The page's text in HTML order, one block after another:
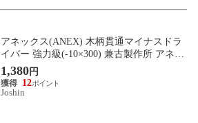
アネックス(ANEX) 木柄貫通マイナスドラ
イバー 強力級(-10×300) 兼古製作所 アネッ
クスツール 170-10-300 【返品種別B】
1,380円
12
Joshin